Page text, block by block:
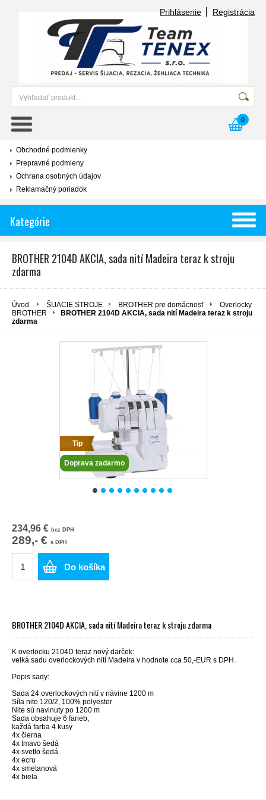
Prihlásenie Registrácia
0
Obchodné podmienky
Prepravné podmieny
Ochrana osobných údajov
Reklamačný poriadok
Kategórie
BROTHER 2104D AKCIA, sada nití Madeira teraz k stroju
zdarma
Úvod ŠIJACIE STROJE BROTHER pre domácnosť
Overlocky
BROTHER
BROTHER 2104D AKCIA, sada nití Madeira teraz k stroju
zdarma
Tip
Doprava zadarmo
234,96 € bez DPH
289,- € s DPH
Do košíka
BROTHER 2104D AKCIA, sada nití Madeira teraz k stroju zdarma
K overlocku 2104D teraz nový darček:
velká sadu overlockových nití Madeira v hodnote cca 50,-EUR s DPH.
Popis sady:
Sada 24 overlockových nití v návine 1200 m
Síla nite 120/2, 100% polyester
Nite sú navinuty po 1200 m
Sada obsahuje 6 farieb,
každá farba 4 kusy
4x čierna
4x tmavo šedá
4x svetlo šedá
4x ecru
4x smetanová
4x biela